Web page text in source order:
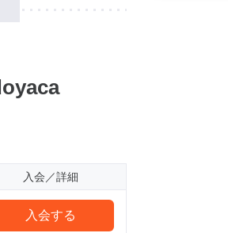
入会／詳細
入会する